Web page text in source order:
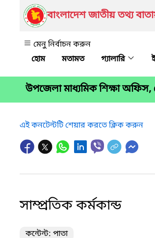
বাংলাদেশ জাতীয় তথ্য
মেনু নির্বাচন করুন
মতামত
গ্যালারি
উপজেলা মাধ্যমিক শিক্ষা অফিস,
এই কনটেন্টটি শেয়ার করতে ক্লিক করুন
সাম্প্রতিক কর্মকান্ড
কন্টেন্ট: পাতা